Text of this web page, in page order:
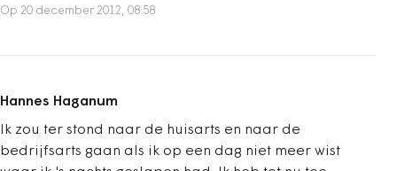
Op 20 december 2012, 08:58
Hannes Haganum
Ik zou ter stond naar de huisarts en naar de
bedrijfsarts gaan als ik op een dag niet meer wist